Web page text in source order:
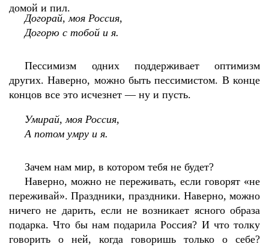
домой и пил.
Догорай, моя Россия,
Догорю с тобой и я.
Пессимизм одних поддерживает оптимизм
других. Наверно, можно быть пессимистом. В конце
концов все это исчезнет — ну и пусть.
Умирай, моя Россия,
А потом умру и я.
Зачем нам мир, в котором тебя не будет?
Наверно, можно не переживать, если говорят «не
переживай». Праздники, праздники. Наверно, можно
ничего не дарить, если не возникает ясного образа
подарка. Что бы нам подарила Россия? И что толку
говорить о ней, когда говоришь только о себе?